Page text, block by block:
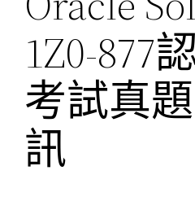
1Z0-877
考試真
訊